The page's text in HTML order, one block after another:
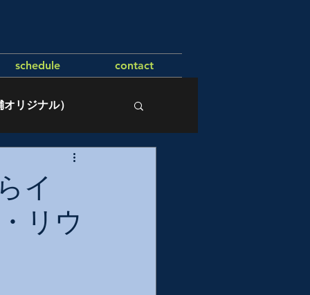
schedule contact
リジナル）
イ
リウ